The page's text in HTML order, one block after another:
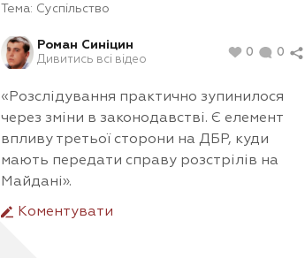
Тема: Суспільство
Роман Синіцин
Дивитись всі відео
0 0
«Розслідування практично зупинилося
через зміни в законодавстві. Є елемент
впливу третьої сторони на ДБР, куди
мають передати справу розстрілів на
Майдані».
Коментувати